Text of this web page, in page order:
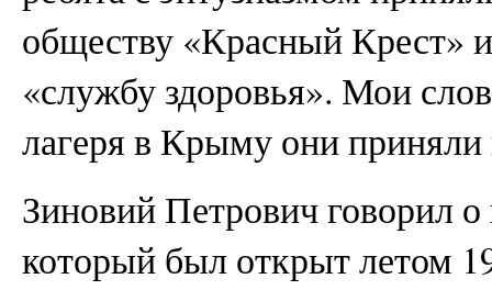
обществу «Красный Крест»
«службу здоровья». Мои
лагеря в Крыму они приняли
Зиновий Петрович говорил
который был открыт летом